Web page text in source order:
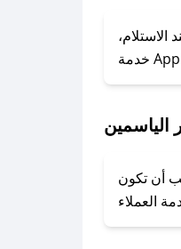
بما يلي:
- اضغط على أيقونة متابعة لمتجر متجر الياسمين في تطبيق صحصح.
- تابع حسابنا الرسمي على تويتر وقم بتفعيل زر التنبيهات.
الياسمين
خلال 7 أيام من استلام الطلب. يجب أن تكون